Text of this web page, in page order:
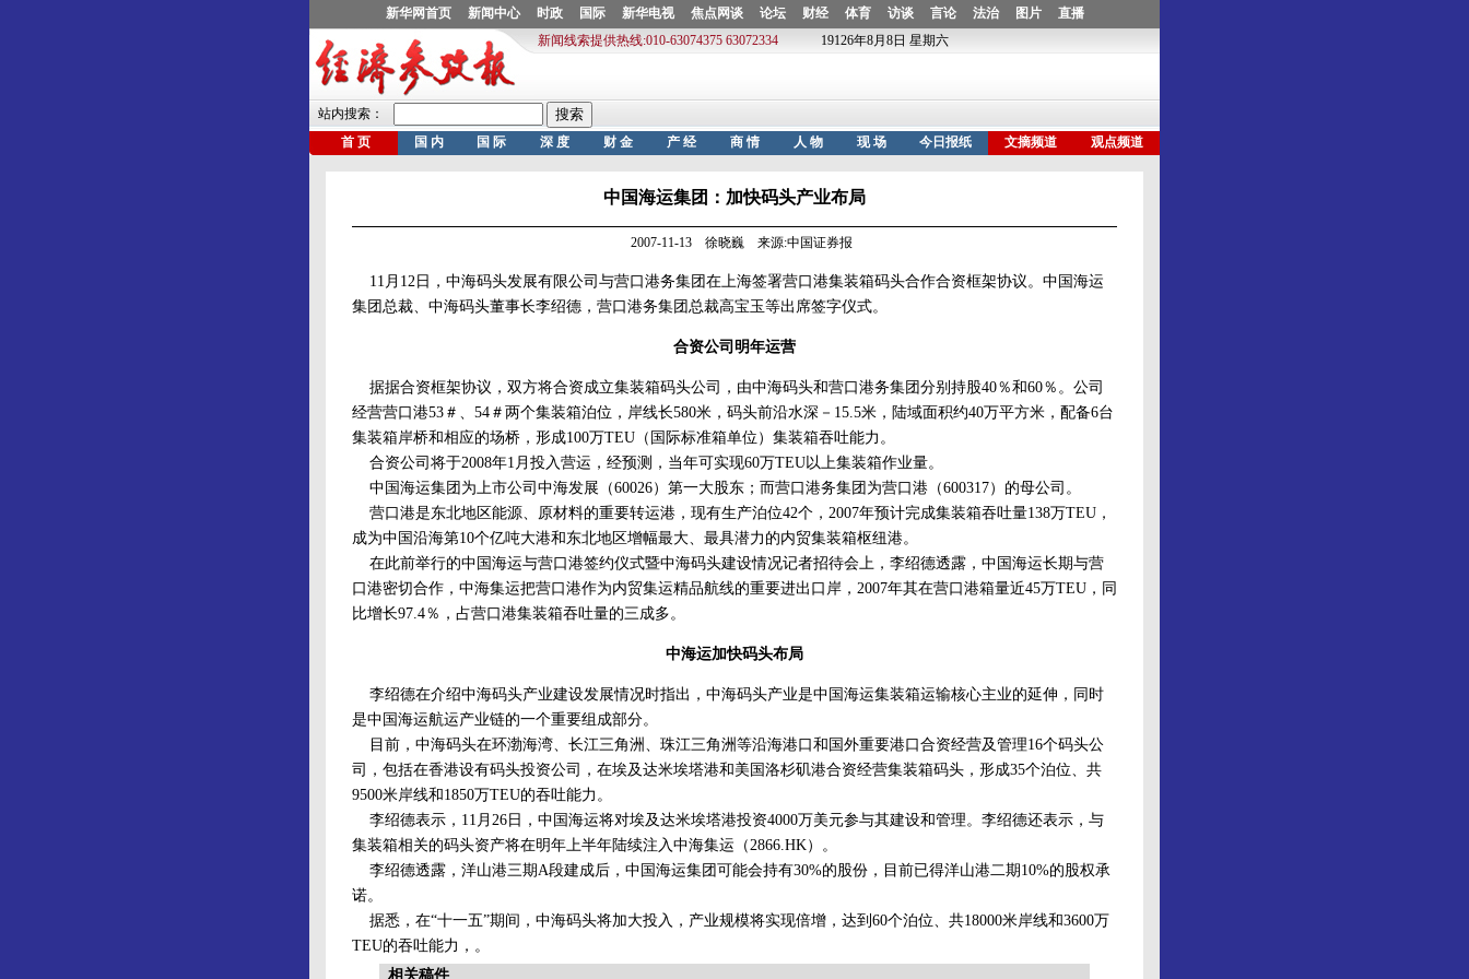
中国海运集团：加快码头产业布局
2007-11-13 徐晓巍 来源:中国证券报
11月12日，中海码头发展有限公司与营口港务集团在上海签署营口港集装箱码头合作合资框架协议。中国海运
集团总裁、中海码头董事长李绍德，营口港务集团总裁高宝玉等出席签字仪式。
合资公司明年运营
据据合资框架协议，双方将合资成立集装箱码头公司，由中海码头和营口港务集团分别持股40％和60％。公司
经营营口港53＃、54＃两个集装箱泊位，岸线长580米，码头前沿水深－15.5米，陆域面积约40万平方米，配备6台
集装箱岸桥和相应的场桥，形成100万TEU（国际标准箱单位）集装箱吞吐能力。
合资公司将于2008年1月投入营运，经预测，当年可实现60万TEU以上集装箱作业量。
中国海运集团为上市公司中海发展（60026）第一大股东；而营口港务集团为营口港（600317）的母公司。
营口港是东北地区能源、原材料的重要转运港，现有生产泊位42个，2007年预计完成集装箱吞吐量138万TEU，
成为中国沿海第10个亿吨大港和东北地区增幅最大、最具潜力的内贸集装箱枢纽港。
在此前举行的中国海运与营口港签约仪式暨中海码头建设情况记者招待会上，李绍德透露，中国海运长期与营
口港密切合作，中海集运把营口港作为内贸集运精品航线的重要进出口岸，2007年其在营口港箱量近45万TEU，同
比增长97.4％，占营口港集装箱吞吐量的三成多。
中海运加快码头布局
李绍德在介绍中海码头产业建设发展情况时指出，中海码头产业是中国海运集装箱运输核心主业的延伸，同时
是中国海运航运产业链的一个重要组成部分。
目前，中海码头在环渤海湾、长江三角洲、珠江三角洲等沿海港口和国外重要港口合资经营及管理16个码头公
司，包括在香港设有码头投资公司，在埃及达米埃塔港和美国洛杉矶港合资经营集装箱码头，形成35个泊位、共
9500米岸线和1850万TEU的吞吐能力。
李绍德表示，11月26日，中国海运将对埃及达米埃塔港投资4000万美元参与其建设和管理。李绍德还表示，与
集装箱相关的码头资产将在明年上半年陆续注入中海集运（2866.HK）。
李绍德透露，洋山港三期A段建成后，中国海运集团可能会持有30%的股份，目前已得洋山港二期10%的股权承
诺。
据悉，在“十一五”期间，中海码头将加大投入，产业规模将实现倍增，达到60个泊位、共18000米岸线和3600万
TEU的吞吐能力，。
相关稿件